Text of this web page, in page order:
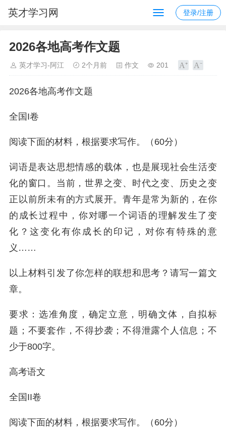
英才学习网 登录/注册
2026各地高考作文题
英才学习-阿江 2个月前 作文 201
2026各地高考作文题
全国I卷
阅读下面的材料，根据要求写作。（60分）
词语是表达思想情感的载体，也是展现社会生活变
化的窗口。当前，世界之变、时代之变、历史之变
正以前所未有的方式展开。青年是常为新的，在你
的成长过程中，你对哪一个词语的理解发生了变
化？这变化有你成长的印记，对你有特殊的意
义……
以上材料引发了你怎样的联想和思考？请写一篇文
章。
要求：选准角度，确定立意，明确文体，自拟标
题；不要套作，不得抄袭；不得泄露个人信息；不
少于800字。
高考语文
全国II卷
阅读下面的材料，根据要求写作。（60分）